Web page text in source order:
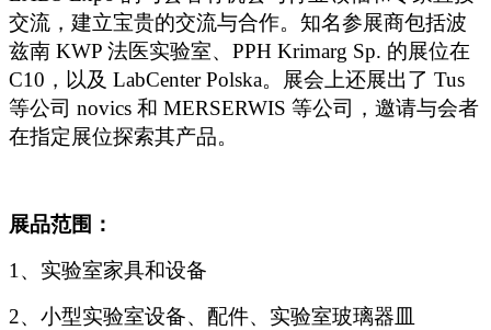
交流，建立宝贵的交流与合作。知名参展商包括波
兹南 KWP 法医实验室、PPH Krimarg Sp. 的展位在
C10，以及 LabCenter Polska。展会上还展出了 Tus
等公司 novics 和 MERSERWIS 等公司，邀请与会者
在指定展位探索其产品。
展品范围：
1、实验室家具和设备
2、小型实验室设备、配件、实验室玻璃器皿